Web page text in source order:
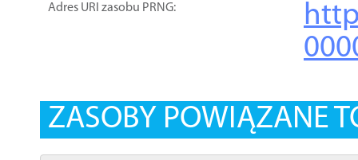
Adres URI zasobu PRNG:
ZASOBY POWIĄZANE